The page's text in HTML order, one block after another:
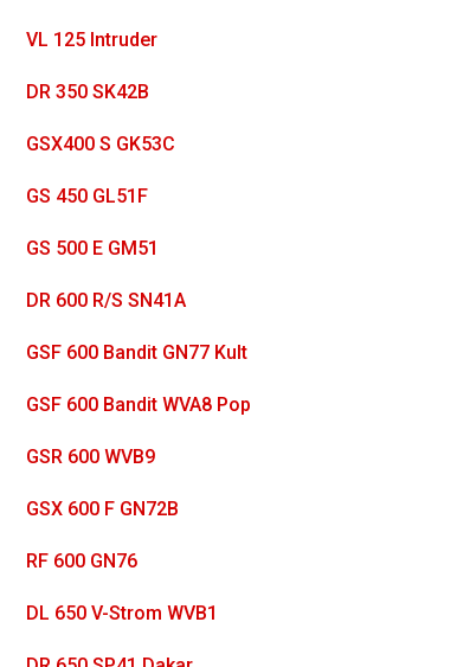
VL 125 Intruder
DR 350 SK42B
GSX400 S GK53C
GS 450 GL51F
GS 500 E GM51
DR 600 R/S SN41A
GSF 600 Bandit GN77 Kult
GSF 600 Bandit WVA8 Pop
GSR 600 WVB9
GSX 600 F GN72B
RF 600 GN76
DL 650 V-Strom WVB1